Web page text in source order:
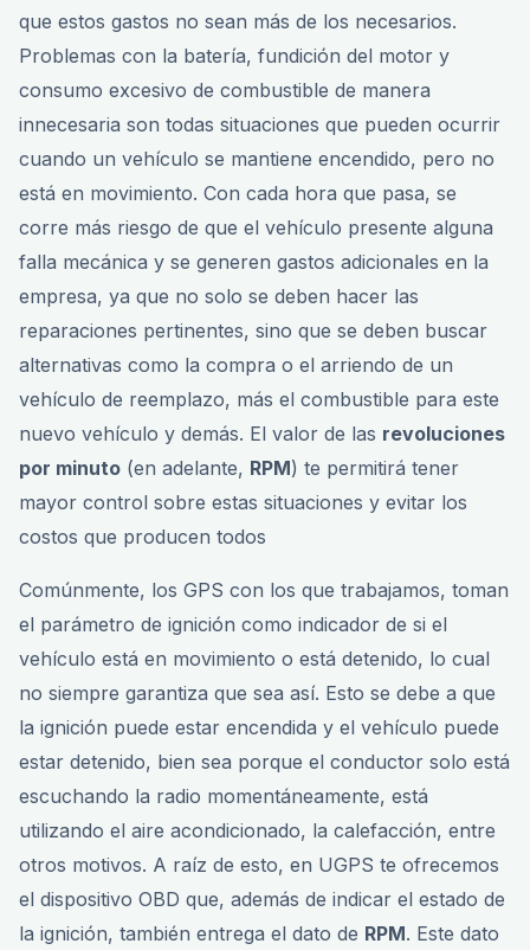
que estos gastos no sean más de los necesarios.
Problemas con la batería, fundición del motor y
consumo excesivo de combustible de manera
innecesaria son todas situaciones que pueden ocurrir
cuando un vehículo se mantiene encendido, pero no
está en movimiento. Con cada hora que pasa, se
corre más riesgo de que el vehículo presente alguna
falla mecánica y se generen gastos adicionales en la
empresa, ya que no solo se deben hacer las
reparaciones pertinentes, sino que se deben buscar
alternativas como la compra o el arriendo de un
vehículo de reemplazo, más el combustible para este
nuevo vehículo y demás. El valor de las revoluciones
por minuto (en adelante, RPM) te permitirá tener
mayor control sobre estas situaciones y evitar los
costos que producen todos
Comúnmente, los GPS con los que trabajamos, toman
el parámetro de ignición como indicador de si el
vehículo está en movimiento o está detenido, lo cual
no siempre garantiza que sea así. Esto se debe a que
la ignición puede estar encendida y el vehículo puede
estar detenido, bien sea porque el conductor solo está
escuchando la radio momentáneamente, está
utilizando el aire acondicionado, la calefacción, entre
otros motivos. A raíz de esto, en UGPS te ofrecemos
el dispositivo OBD que, además de indicar el estado de
la ignición, también entrega el dato de RPM. Este dato